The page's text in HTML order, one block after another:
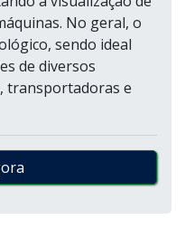
No geral, o
sendo ideal
de diversos
transportadoras e